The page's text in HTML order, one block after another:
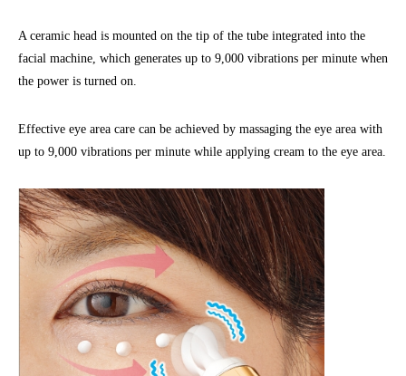
A ceramic head is mounted on the tip of the tube integrated into the
facial machine, which generates up to 9,000 vibrations per minute when
the power is turned on.
Effective eye area care can be achieved by massaging the eye area with
up to 9,000 vibrations per minute while applying cream to the eye area.